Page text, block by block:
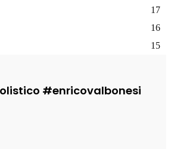
17
16
15
#enricovalbonesi